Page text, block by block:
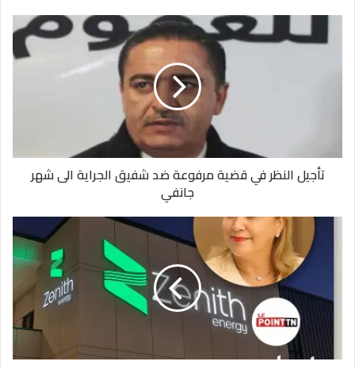
تأجيل النظر في قضية مرفوعة ضد شفيق الجراية الى شهر
جانفي